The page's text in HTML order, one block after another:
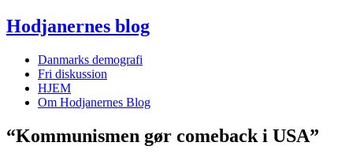
Hodjanernes blog
Danmarks demografi
Fri diskussion
HJEM
Om Hodjanernes Blog
“Kommunismen gør comeback i USA”